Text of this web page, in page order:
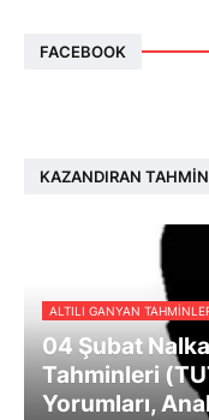
FACEBOOK
KAZANDIRAN
ALTILI GANYAN
04 Şubat
Tahminleri
Yorumları,